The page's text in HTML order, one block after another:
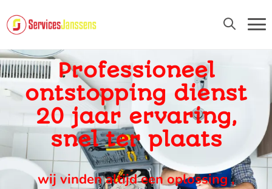
Professioneel
ontstopping dienst
20 jaar ervaring,
snel ter plaats
wij vinden altijd een oplossing ,